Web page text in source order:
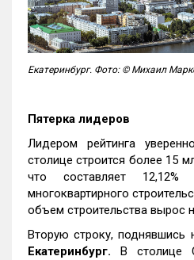
Екатеринбург. Фото: © Михаил
Пятерка лидеров
Лидером рейтинга
столице строится более 15
что составляет
многоквартирного
объем строительства вырос
Вторую строку, поднявшись
Екатеринбург. В столице